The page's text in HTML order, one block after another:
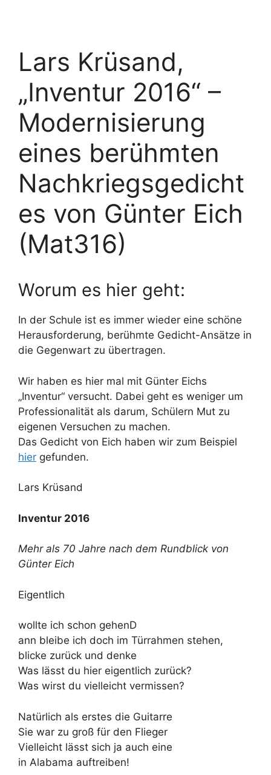
Lars Krüsand,
„Inventur 2016“ –
Modernisierung
eines berühmten
Nachkriegsgedicht
es von Günter Eich
(Mat316)
Worum es hier geht:
In der Schule ist es immer wieder eine schöne
Herausforderung, berühmte Gedicht-Ansätze in
die Gegenwart zu übertragen.
Wir haben es hier mal mit Günter Eichs
„Inventur“ versucht. Dabei geht es weniger um
Professionalität als darum, Schülern Mut zu
eigenen Versuchen zu machen.
Das Gedicht von Eich haben wir zum Beispiel
hier gefunden.
Lars Krüsand
Inventur 2016
Mehr als 70 Jahre nach dem Rundblick von
Günter Eich
Eigentlich
wollte ich schon gehenD
ann bleibe ich doch im Türrahmen stehen,
blicke zurück und denke
Was lässt du hier eigentlich zurück?
Was wirst du vielleicht vermissen?
Natürlich als erstes die Guitarre
Sie war zu groß für den Flieger
Vielleicht lässt sich ja auch eine
in Alabama auftreiben!